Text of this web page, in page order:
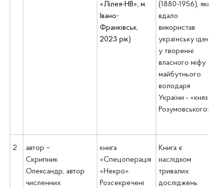
«Лілея-НВ», м.
Івано-
Франківськ,
2023 рік)
(1880-1956), який
вдало
використав
українську ідею
у творенні
власного міфу
майбутнього
володаря
України ‑ «князя
Розумовського»
2
автор –
Скрипник
Олександр, автор
численних
книга
«Спецоперація
«Некро».
Розсекречені
Книга є
наслідком
тривалих
досліджень